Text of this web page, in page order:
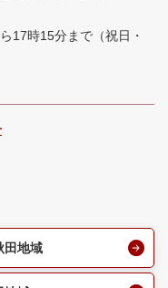
17時15分まで （祝日・
田地域